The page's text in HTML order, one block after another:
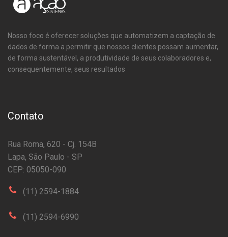
Nosso foco é oferecer soluções que automatizem a captação de
dados de forma a permitir que nossos clientes possam aumentar,
de forma sustentável, a produtividade de seus colaboradores e,
consequentemente, seus resultados
Contato
Rua Roma, 620 - Cj. 154B
Lapa, São Paulo - SP
CEP: 05050-090
(11) 2594-1884
(11) 2594-6990